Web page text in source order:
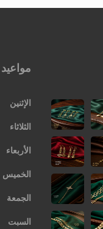
الإثنين
الثلاثاء
الأربعاء
الخميس
الجمعة
السبت